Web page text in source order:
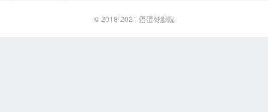
© 2018-2021 蛋蛋赞影院